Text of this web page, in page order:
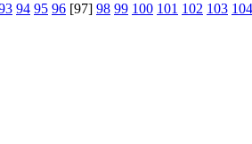
94 95 96 [97] 98 99 100 101 102 103 104